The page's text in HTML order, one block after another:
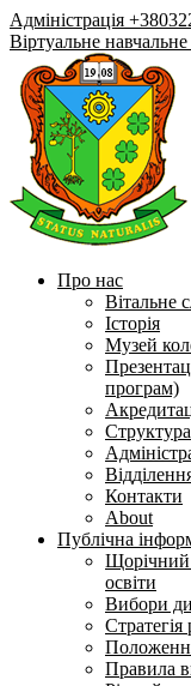
Адміністрація
Віртуальне
Про нас
Вітальне
Історія
Музей
програм)
Структура
Контакти
About
Публічна
Щорічний
освіти
Вибори
Стратегія
Правила